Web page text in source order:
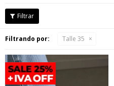
Filtrando por: Talle 35